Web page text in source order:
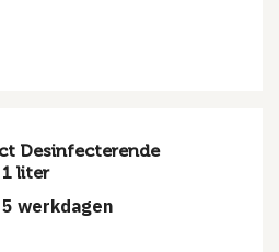
Desinfecterende
liter
5 werkdagen